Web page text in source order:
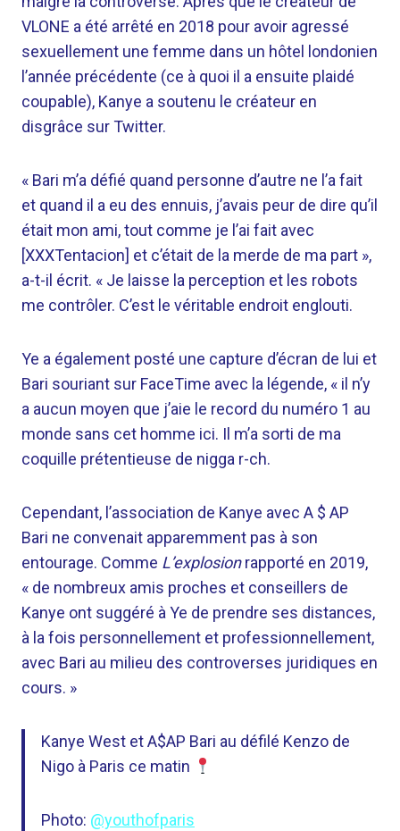
VLONE a été arrêté en 2018 pour avoir agressé
sexuellement une femme dans un hôtel londonien
l’année précédente (ce à quoi il a ensuite plaidé
coupable), Kanye a soutenu le créateur en
disgrâce sur Twitter.
« Bari m’a défié quand personne d’autre ne l’a fait
et quand il a eu des ennuis, j’avais peur de dire qu’il
était mon ami, tout comme je l’ai fait avec
[XXXTentacion] et c’était de la merde de ma part »,
a-t-il écrit. « Je laisse la perception et les robots
me contrôler. C’est le véritable endroit englouti.
Ye a également posté une capture d’écran de lui et
Bari souriant sur FaceTime avec la légende, « il n’y
a aucun moyen que j’aie le record du numéro 1 au
monde sans cet homme ici. Il m’a sorti de ma
coquille prétentieuse de nigga r-ch.
Cependant, l’association de Kanye avec A $ AP
Bari ne convenait apparemment pas à son
entourage. Comme L’explosionrapporté en 2019,
« de nombreux amis proches et conseillers de
Kanye ont suggéré à Ye de prendre ses distances,
à la fois personnellement et professionnellement,
avec Bari au milieu des controverses juridiques en
cours. »
Kanye West et A$AP Bari au défilé Kenzo de
Nigo à Paris ce matin
Photo: @youthofparis